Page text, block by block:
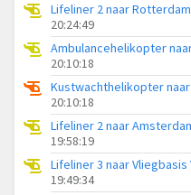
Lifeliner 2 naar
20:24:49
20:10:18
20:10:18
Lifeliner 2 naar
19:58:19
Lifeliner 3 naar Vliegbasis
19:49:34